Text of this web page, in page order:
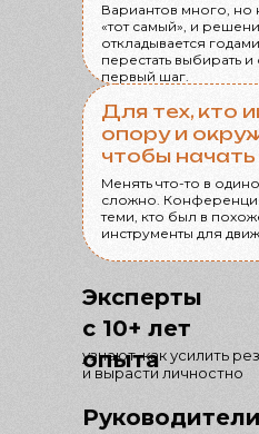
Вариантов много, но
«тот самый», и
откладывается
перестать выбирать и
первый шаг.
Для тех, кто
опору и
чтобы начать
Менять что-то в
сложно.
теми, кто был в
инструменты для
Эксперты
с 10+ лет
опыта
узнают, как усилить
и вырасти личностно